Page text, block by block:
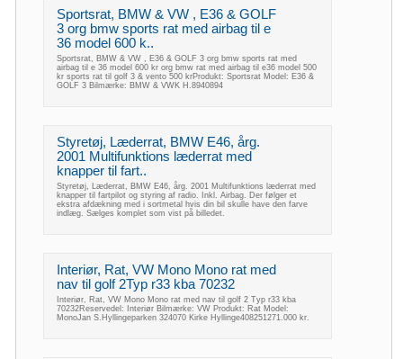
Sportsrat, BMW & VW , E36 & GOLF
3 org bmw sports rat med airbag til e
36 model 600 k..
Sportsrat, BMW & VW , E36 & GOLF 3 org bmw sports rat med
airbag til e 36 model 600 kr org bmw rat med airbag til e36 model 500
kr sports rat til golf 3 & vento 500 krProdukt: Sportsrat Model: E36 &
GOLF 3 Bilmærke: BMW & VWK H.8940894
Styretøj, Læderrat, BMW E46, årg.
2001 Multifunktions læderrat med
knapper til fart..
Styretøj, Læderrat, BMW E46, årg. 2001 Multifunktions læderrat med
knapper til fartpilot og styring af radio. Inkl. Airbag. Der følger et
ekstra afdækning med i sortmetal hvis din bil skulle have den farve
indlæg. Sælges komplet som vist på billedet.
Interiør, Rat, VW Mono Mono rat med
nav til golf 2Typ r33 kba 70232
Interiør, Rat, VW Mono Mono rat med nav til golf 2 Typ r33 kba
70232Reservedel: Interiør Bilmærke: VW Produkt: Rat Model:
MonoJan S.Hyllingeparken 324070 Kirke Hyllinge408251271.000 kr.